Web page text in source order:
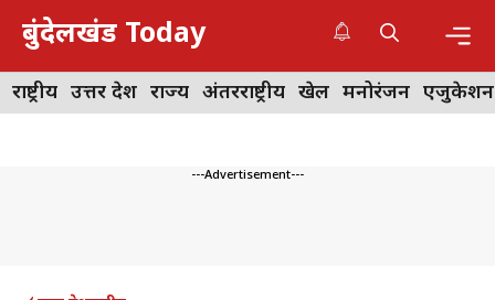
Skip
content
बुंदेलखंड Today
राष्ट्रीय उत्तर प्रदेश राज्य अंतरराष्ट्रीय खेल मनोरंजन एजुकेशन
---Advertisement---